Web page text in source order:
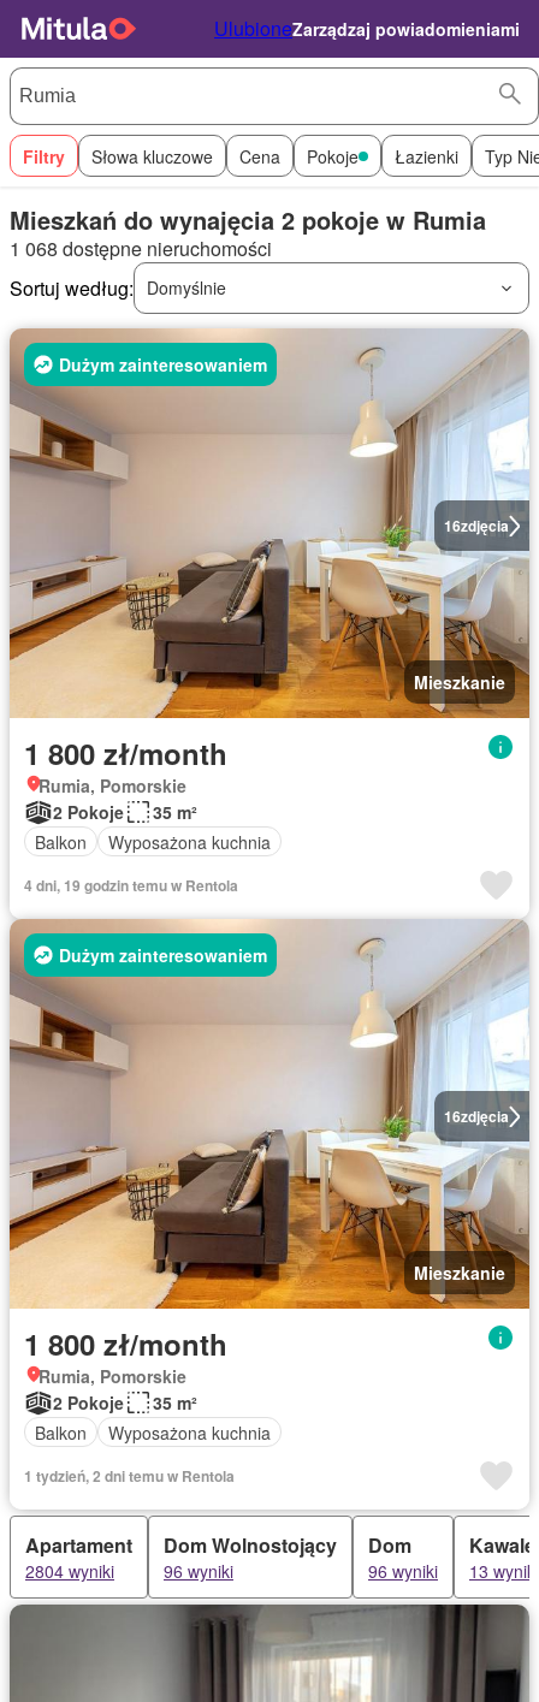
UlubioneZarządzaj powiadomieniami
Filtry Słowa kluczowe Cena Pokoje Łazienki Typ
Mieszkań do wynajęcia 2 pokoje w Rumia
1 068 dostępne nieruchomości
Sortuj według:
Domyślnie
16zdjęcia
Dużym zainteresowaniem
Mieszkanie
1 800 zł/month
Rumia, Pomorskie
2 Pokoje
35 m²
Balkon
Wyposażona kuchnia
4 dni, 19 godzin temu w Rentola
16zdjęcia
Dużym zainteresowaniem
Mieszkanie
1 800 zł/month
Rumia, Pomorskie
2 Pokoje
35 m²
Balkon
Wyposażona kuchnia
1 tydzień, 2 dni temu w Rentola
Apartament
2804 wyniki
Dom Wolnostojący
96 wyniki
Dom
96 wyniki 13 wyniki